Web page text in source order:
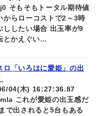
そもそもトータル期待値
からローコストで2～3時
ししたい場合 出玉率が9
とかえぐい…
ロ「いろはに愛姫」の出
04(木) 16:27:36.87
これが愛姫の出玉感だ
で出されると5台もある